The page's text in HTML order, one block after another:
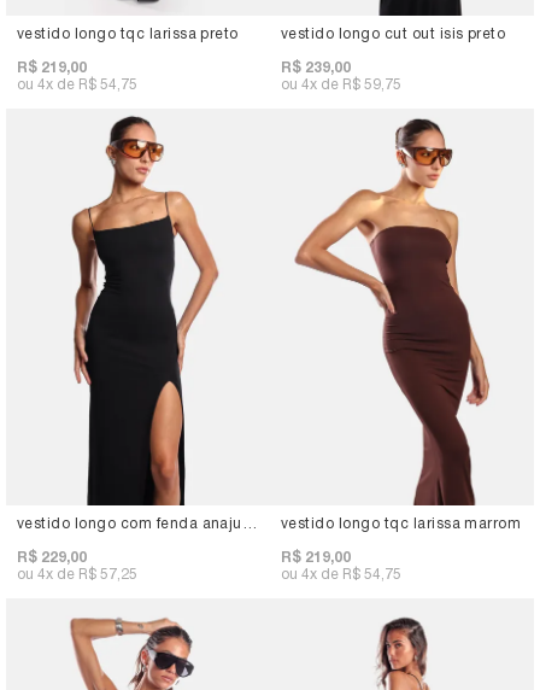
vestido longo tqc larissa preto
R$ 219,00
4x R$ 54,75
vestido longo cut out isis preto
R$ 239,00
4x R$ 59,75
R$ 229,00
4x R$ 57,25
vestido longo tqc larissa marrom
R$ 219,00
4x R$ 54,75